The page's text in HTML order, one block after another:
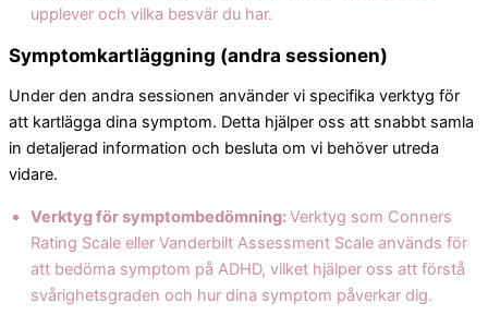
upplever och vilka besvär du har.
Symptomkartläggning (andra sessionen)
Under den andra sessionen använder vi specifika verktyg för
att kartlägga dina symptom. Detta hjälper oss att snabbt samla
in detaljerad information och besluta om vi behöver utreda
vidare.
Verktyg för symptombedömning:Verktyg som Conners
Rating Scale eller Vanderbilt Assessment Scale används för
att bedöma symptom på ADHD, vilket hjälper oss att förstå
svårighetsgraden och hur dina symptom påverkar dig.